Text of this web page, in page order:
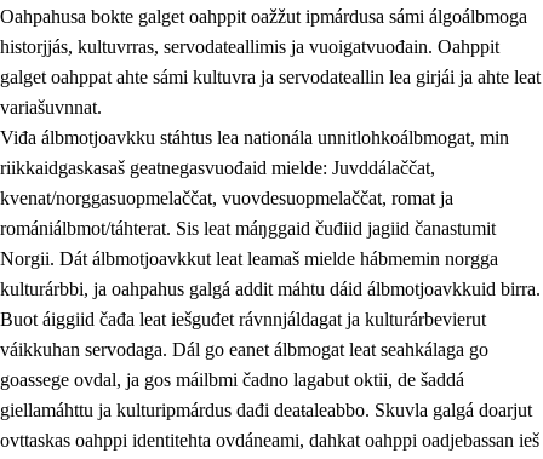
Oahpahusa bokte galget oahppit oažžut ipmárdusa sámi álgoálbmoga
historjjás, kultuvrras, servodateallimis ja vuoigatvuođain. Oahppit
galget oahppat ahte sámi kultuvra ja servodateallin lea girjái ja ahte leat
variašuvnnat.
Viđa álbmotjoavkku stáhtus lea nationála unnitlohkoálbmogat, min
riikkaidgaskasaš geatnegasvuođaid mielde: Juvddálaččat,
kvenat/norggasuopmelaččat, vuovdesuopmelaččat, romat ja
romániálbmot/táhterat. Sis leat máŋggaid čuđiid jagiid čanastumit
Norgii. Dát álbmotjoavkkut leat leamaš mielde hábmemin norgga
kulturárbbi, ja oahpahus galgá addit máhtu dáid álbmotjoavkkuid birra.
Buot áiggiid čađa leat iešguđet rávnnjáldagat ja kulturárbevierut
váikkuhan servodaga. Dál go eanet álbmogat leat seahkálaga go
goassege ovdal, ja gos máilbmi čadno lagabut oktii, de šaddá
giellamáhttu ja kulturipmárdus dađi deaŧaleabbo. Skuvla galgá doarjut
ovttaskas oahppi identitehta ovdáneami, dahkat oahppi oadjebassan ieš